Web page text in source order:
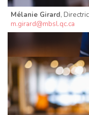
Mélanie Girard,
m.girard@mbsl.qc.ca